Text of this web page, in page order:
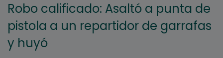
Robo calificado: Asaltó a punta de
pistola a un repartidor de garrafas
y huyó